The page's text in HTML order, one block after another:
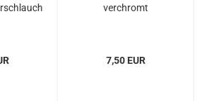
verchromt
7,50 EUR